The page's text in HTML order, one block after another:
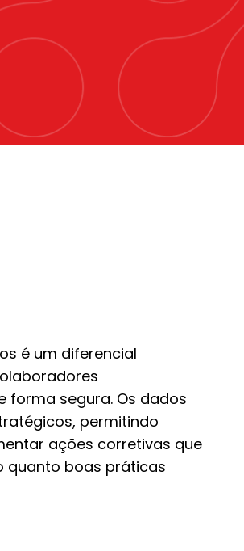
é um diferencial
forma segura. Os dados
permitindo
ações corretivas que
quanto boas práticas